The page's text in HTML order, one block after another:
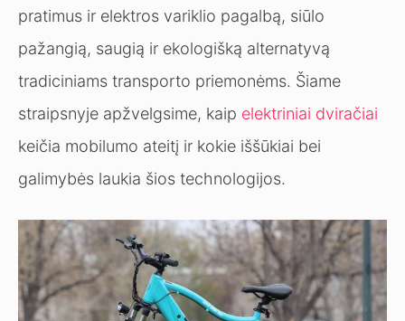
pratimus ir elektros variklio pagalbą, siūlo
pažangią, saugią ir ekologišką alternatyvą
tradiciniams transporto priemonėms. Šiame
straipsnyje apžvelgsime, kaip elektriniai dviračiai
keičia mobilumo ateitį ir kokie iššūkiai bei
galimybės laukia šios technologijos.